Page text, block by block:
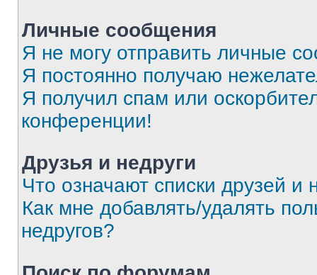
Личные сообщения
Я не могу отправить личные
Я постоянно получаю
Я получил спам или
конференции!
Друзья и недруги
Что означают списки друзей и
Как мне добавлять/удалять
недругов?